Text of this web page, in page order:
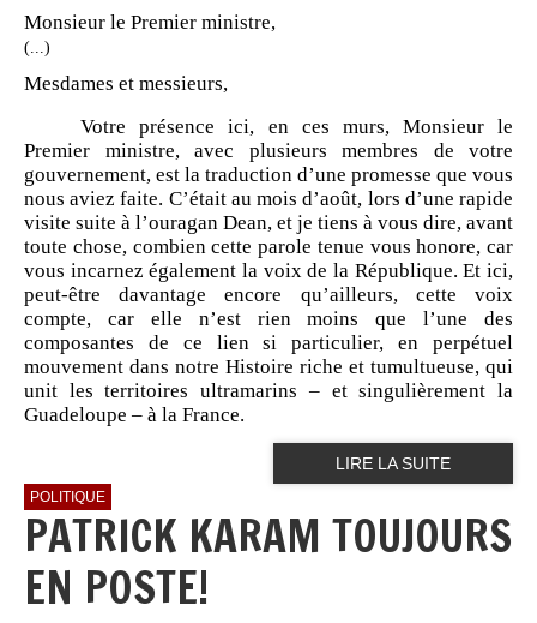
Monsieur le Premier ministre,
(...)
Mesdames et messieurs,
Votre présence ici, en ces murs, Monsieur le
Premier ministre, avec plusieurs membres de votre
gouvernement, est la traduction d’une promesse que vous
nous aviez faite. C’était au mois d’août, lors d’une rapide
visite suite à l’ouragan Dean, et je tiens à vous dire, avant
toute chose, combien cette parole tenue vous honore, car
vous incarnez également la voix de la République. Et ici,
peut-être davantage encore qu’ailleurs, cette voix
compte, car elle n’est rien moins que l’une des
composantes de ce lien si particulier, en perpétuel
mouvement dans notre Histoire riche et tumultueuse, qui
unit les territoires ultramarins – et singulièrement la
Guadeloupe – à la France.
LIRE LA SUITE
POLITIQUE
PATRICK KARAM TOUJOURS
EN POSTE!